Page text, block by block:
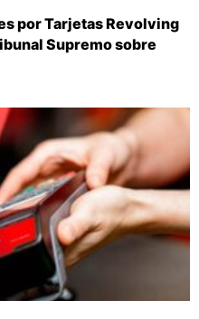
por Tarjetas Revolving
Supremo sobre